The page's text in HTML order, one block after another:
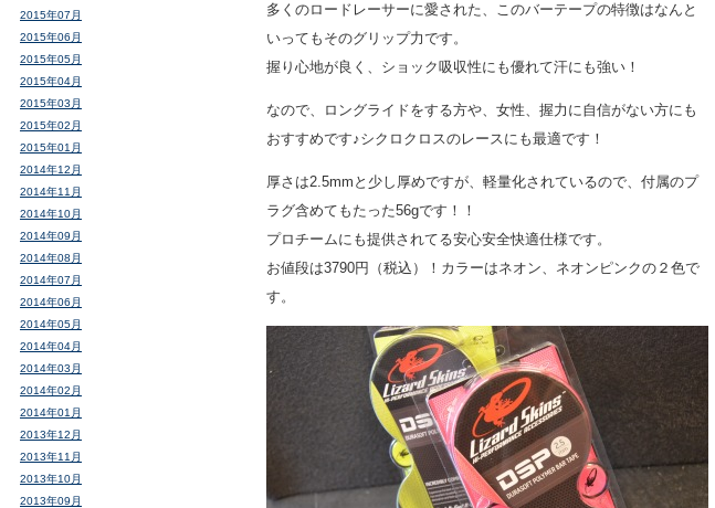
多くのロードレーサーに愛された、このバーテープの特徴はなんと
いってもそのグリップ力です。
握り心地が良く、ショック吸収性にも優れて汗にも強い！
なので、ロングライドをする方や、女性、握力に自信がない方にも
おすすめです♪シクロクロスのレースにも最適です！
厚さは2.5mmと少し厚めですが、軽量化されているので、付属のプ
ラグ含めてもたった56gです！！
プロチームにも提供されてる安心安全快適仕様です。
お値段は3790円（税込）！カラーはネオン、ネオンピンクの２色で
す。
2015年07月
2015年06月
2015年05月
2015年04月
2015年03月
2015年02月
2015年01月
2014年12月
2014年11月
2014年10月
2014年09月
2014年08月
2014年07月
2014年06月
2014年05月
2014年04月
2014年03月
2014年02月
2014年01月
2013年12月
2013年11月
2013年10月
2013年09月